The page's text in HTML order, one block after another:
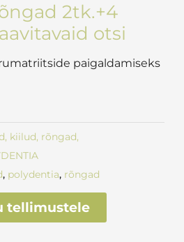
2tk.+4
otsi
paigaldamiseks
kiilud, rõngad,
, polydentia, rõngad
tellimustele